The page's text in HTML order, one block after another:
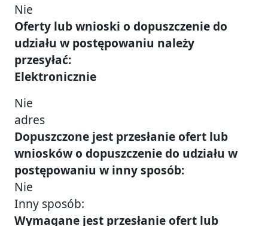
Nie
Oferty lub wnioski o dopuszczenie do
udziału w postępowaniu należy
przesyłać:
Elektronicznie
Nie
adres
Dopuszczone jest przesłanie ofert lub
wniosków o dopuszczenie do udziału w
postępowaniu w inny sposób:
Nie
Inny sposób:
Wymagane jest przesłanie ofert lub